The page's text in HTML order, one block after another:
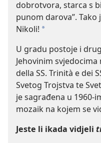
dobrotvora, starca s
punom darova”.
Nikoli! *
U gradu postoje i
Jehovinim
della SS. Trinità e dei
Svetog Trojstva te
je sagrađena u 1960-
mozaik na kojem se
Jeste li ikada vidjeli